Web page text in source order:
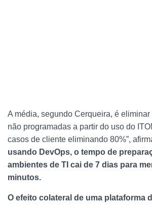
A média, segundo Cerqueira, é
não programadas a partir do uso do
casos de cliente eliminando 80%”,
usando DevOps, o tempo de
ambientes de TI cai de 7 dias para
minutos.
O efeito colateral de uma plataforma